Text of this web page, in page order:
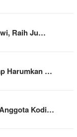
Raih Ju…
Harumkan …
Kodi…